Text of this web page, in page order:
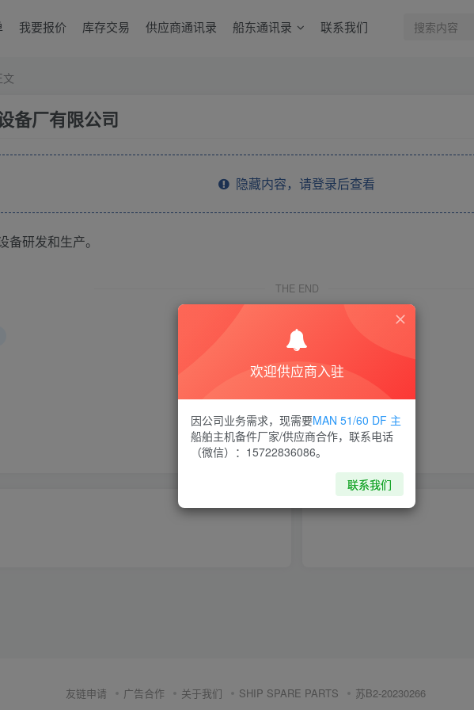
我要报价 库存交易 供应商通讯录 船东通讯录 联系我们
文
备厂有限公司
隐藏内容，请登录后查看
备研发和生产。
THE END
喜欢就支持一下吧
点赞5 分享 收藏
友链申请 广告合作 关于我们 SHIP SPARE PARTS 苏B2-20230266
欢迎供应商入驻
因公司业务需求，现需要MAN 51/60 DF 主
船舶主机备件厂家/供应商合作，联系电话
（微信）：15722836086。
联系我们